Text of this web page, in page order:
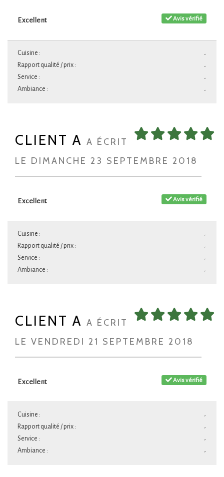
Avis vérifié
Excellent
-
Cuisine :
-
Rapport qualité / prix :
-
Service :
-
Ambiance :
CLIENT A A ÉCRIT
LE DIMANCHE 23 SEPTEMBRE 2018
Avis vérifié
Excellent
-
Cuisine :
-
Rapport qualité / prix :
-
Service :
-
Ambiance :
CLIENT A A ÉCRIT
LE VENDREDI 21 SEPTEMBRE 2018
Avis vérifié
Excellent
-
Cuisine :
-
Rapport qualité / prix :
-
Service :
-
Ambiance :